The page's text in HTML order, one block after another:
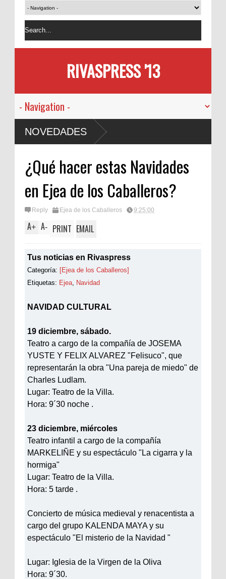
RIVASPRESS '13
NOVEDADES
¿Qué hacer estas Navidades
en Ejea de los Caballeros?
Reply Ejea de los Caballeros 9:25:00
A+ A- PRINT EMAIL
Tus noticias en Rivaspress
Categoría: [Ejea de los Caballeros]
Etiquetas: Ejea Navidad
NAVIDAD CULTURAL
19 diciembre, sábado.
Teatro a cargo de la compañía de JOSEMA
YUSTE Y FELIX ALVAREZ "Felisuco", que
representarán la obra "Una pareja de miedo" de
Charles Ludlam.
Lugar: Teatro de la Villa.
Hora: 9´30 noche .
23 diciembre, miércoles
Teatro infantil a cargo de la compañía
MARKELIÑE y su espectáculo "La cigarra y la
hormiga"
Lugar: Teatro de la Villa.
Hora: 5 tarde .
Concierto de música medieval y renacentista a
cargo del grupo KALENDA MAYA y su
espectáculo "El misterio de la Navidad "
Lugar: Iglesia de la Virgen de la Oliva
Hora: 9´30.